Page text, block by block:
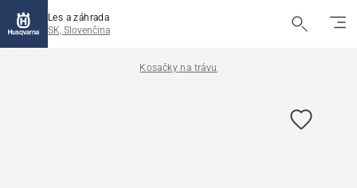
Les a záhrada
SK, Slovenčina
Kosačky na trávu